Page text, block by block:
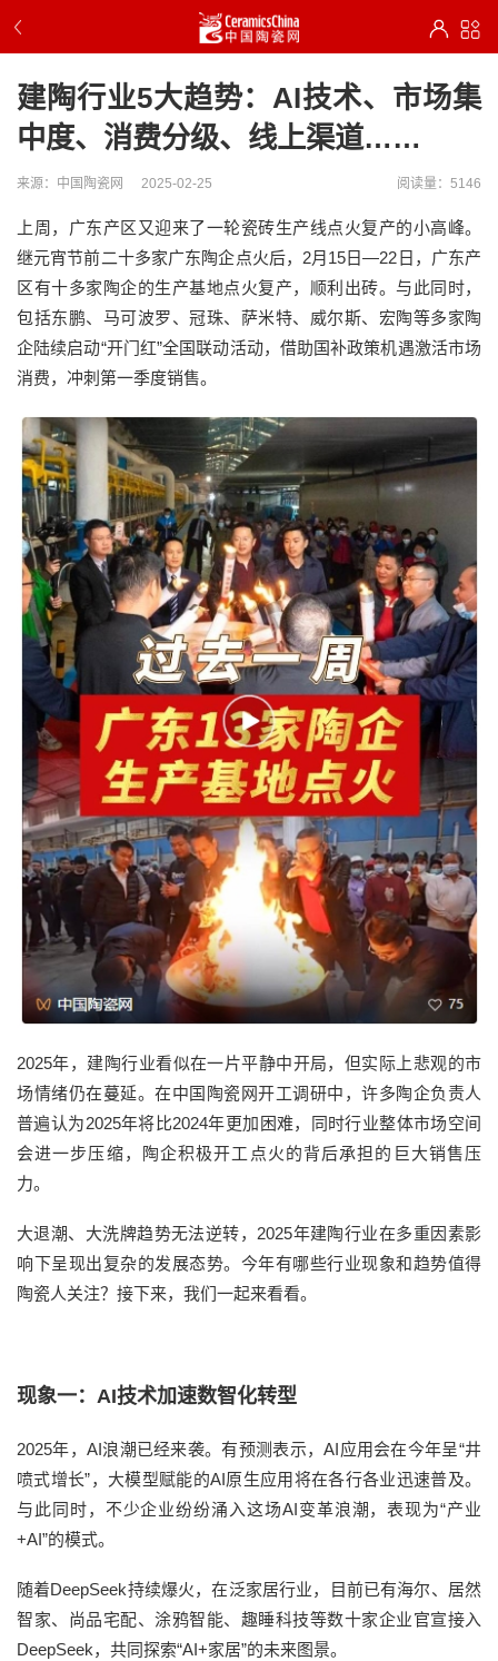
建陶行业5大趋势：AI技术、市场集
中度、消费分级、线上渠道……
来源：中国陶瓷网 2025-02-25 阅读量：5146
上周，广东产区又迎来了一轮瓷砖生产线点火复产的小高峰。
继元宵节前二十多家广东陶企点火后，2月15日—22日，广东产
区有十多家陶企的生产基地点火复产，顺利出砖。与此同时，
包括东鹏、马可波罗、冠珠、萨米特、威尔斯、宏陶等多家陶
企陆续启动“开门红”全国联动活动，借助国补政策机遇激活市场
消费，冲刺第一季度销售。
2025年，建陶行业看似在一片平静中开局，但实际上悲观的市
场情绪仍在蔓延。在中国陶瓷网开工调研中，许多陶企负责人
普遍认为2025年将比2024年更加困难，同时行业整体市场空间
会进一步压缩，陶企积极开工点火的背后承担的巨大销售压
力。
大退潮、大洗牌趋势无法逆转，2025年建陶行业在多重因素影
响下呈现出复杂的发展态势。今年有哪些行业现象和趋势值得
陶瓷人关注？接下来，我们一起来看看。
现象一：AI技术加速数智化转型
2025年，AI浪潮已经来袭。有预测表示，AI应用会在今年呈“井
喷式增长”，大模型赋能的AI原生应用将在各行各业迅速普及。
与此同时，不少企业纷纷涌入这场AI变革浪潮，表现为“产业
+AI”的模式。
随着DeepSeek持续爆火，在泛家居行业，目前已有海尔、居然
智家、尚品宅配、涂鸦智能、趣睡科技等数十家企业官宣接入
DeepSeek，共同探索“AI+家居”的未来图景。